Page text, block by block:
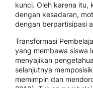
kunci. Oleh karena itu,
dengan kesadaran,
dengan berpartisipasi
Transformasi
yang membawa siswa
menyajikan
selanjutnya
memimpin dan